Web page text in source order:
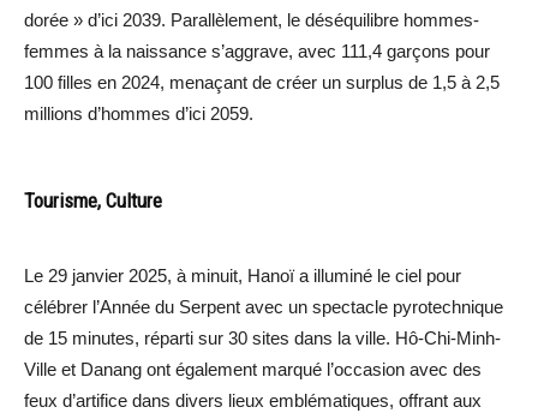
dorée » d’ici 2039. Parallèlement, le déséquilibre hommes-
femmes à la naissance s’aggrave, avec 111,4 garçons pour
100 filles en 2024, menaçant de créer un surplus de 1,5 à 2,5
millions d’hommes d’ici 2059.
Tourisme, Culture
Le 29 janvier 2025, à minuit, Hanoï a illuminé le ciel pour
célébrer l’Année du Serpent avec un spectacle pyrotechnique
de 15 minutes, réparti sur 30 sites dans la ville. Hô-Chi-Minh-
Ville et Danang ont également marqué l’occasion avec des
feux d’artifice dans divers lieux emblématiques, offrant aux